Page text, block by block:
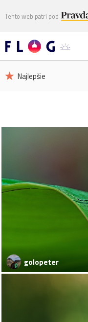
Tento web patrí pod
Najlepšie
golopeter